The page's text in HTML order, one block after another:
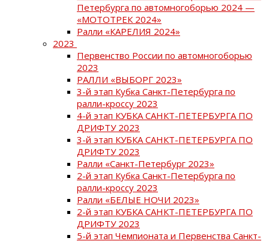
Петербурга по автомногоборью 2024 —
«МОТОТРЕК 2024»
Ралли «КАРЕЛИЯ 2024»
2023
Первенство России по автомногоборью
2023
РАЛЛИ «ВЫБОРГ 2023»
3-й этап Кубка Санкт-Петербурга по
ралли-кроссу 2023
4-й этап КУБКА САНКТ-ПЕТЕРБУРГА ПО
ДРИФТУ 2023
3-й этап КУБКА САНКТ-ПЕТЕРБУРГА ПО
ДРИФТУ 2023
Ралли «Санкт-Петербург 2023»
2-й этап Кубка Санкт-Петербурга по
ралли-кроссу 2023
Ралли «БЕЛЫЕ НОЧИ 2023»
2-й этап КУБКА САНКТ-ПЕТЕРБУРГА ПО
ДРИФТУ 2023
5-й этап Чемпионата и Первенства Санкт-